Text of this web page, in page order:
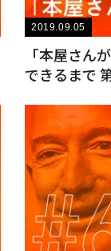
2019.09.05
「本屋さん
できるまで